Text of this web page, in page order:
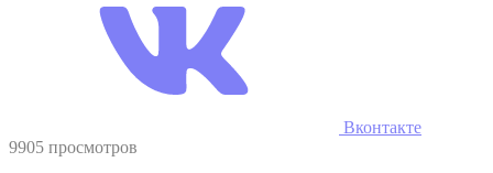
Вконтакте
9905 просмотров